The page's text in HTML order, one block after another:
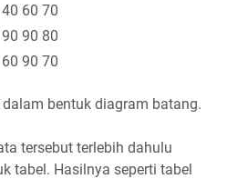
40 60 70
90 90 80
60 90 70
bentuk diagram batang.
tersebut terlebih dahulu
tabel. Hasilnya seperti tabel